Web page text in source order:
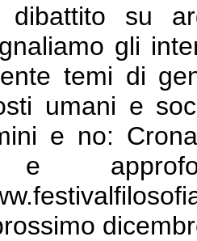
dibattito su
gli
temi di
umani e
e no:
e